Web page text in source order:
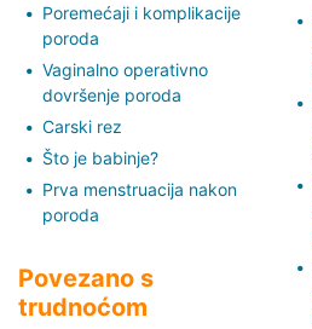
Poremećaji i komplikacije
poroda
Vaginalno operativno
dovršenje poroda
Carski rez
Što je babinje?
Prva menstruacija nakon
poroda
Povezano s
trudnoćom